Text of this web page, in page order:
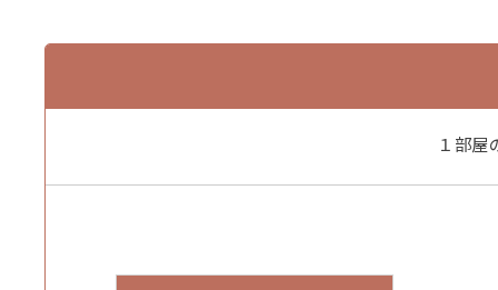
・カニスキ（松葉ガニ半丁）
仕入れや時期により内容や品数は変更する場合があ
１部屋